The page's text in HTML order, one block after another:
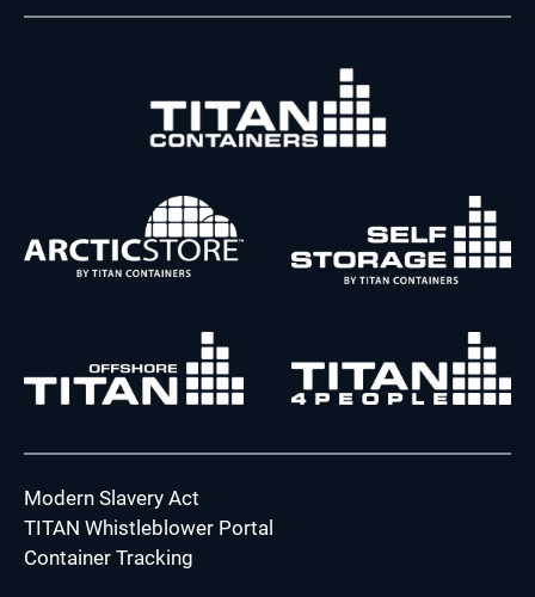
Modern Slavery Act
TITAN Whistleblower Portal
Container Tracking